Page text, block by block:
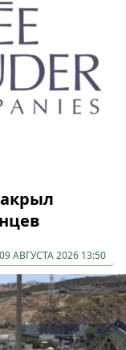
09 АВГУСТА 2026 13:50